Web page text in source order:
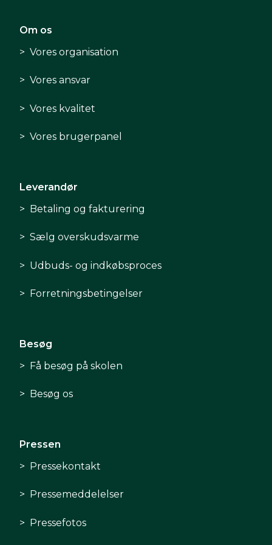
Om os
Vores organisation
Vores ansvar
Vores kvalitet
Vores brugerpanel
Leverandør
Betaling og fakturering
Sælg overskudsvarme
Udbuds- og indkøbsproces
Forretningsbetingelser
Besøg
Få besøg på skolen
Besøg os
Pressen
Pressekontakt
Pressemeddelelser
Pressefotos